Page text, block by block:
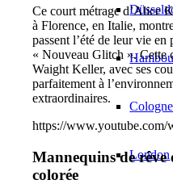
Cologne
London
Ce court métrage d’Alice
à Florence, en Italie,
passent l’été de leur vie
« Nouveau Glitch ». Cette
Waight Keller, avec ses
parfaitement à
extraordinaires.
https://
Mannequins de
colorée